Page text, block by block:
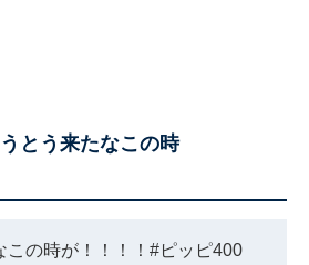
とう来たなこの時
の時が！！！！ #ピッピ400